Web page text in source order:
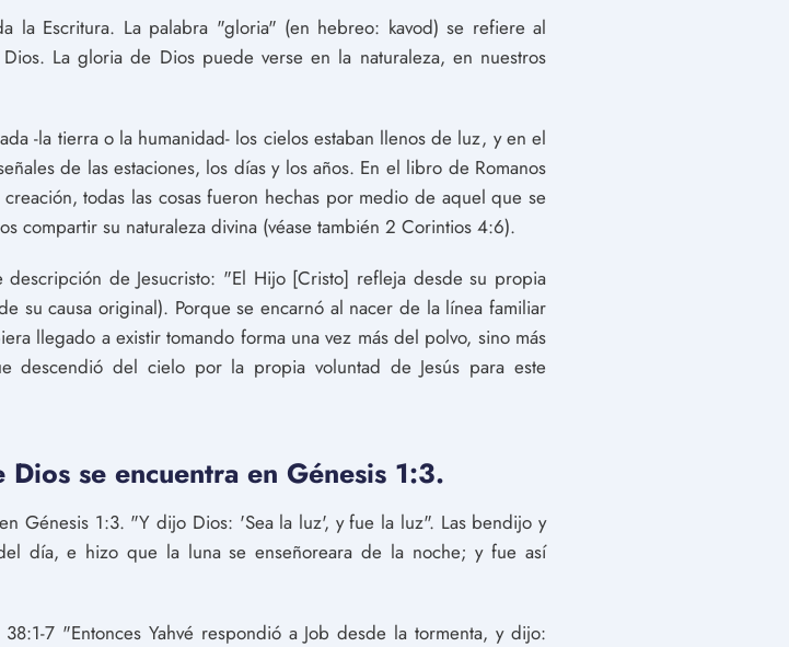
la Escritura. La palabra "gloria" (en hebreo: kavod) se refiere al
La gloria de Dios puede verse en la naturaleza, en nuestros
-la tierra o la humanidad- los cielos estaban llenos de luz, y en el
de las estaciones, los días y los años. En el libro de Romanos
todas las cosas fueron hechas por medio de aquel que se
compartir su naturaleza divina (véase también 2 Corintios 4:6).
de Jesucristo: "El Hijo [Cristo] refleja desde su propia
su causa original). Porque se encarnó al nacer de la línea familiar
llegado a existir tomando forma una vez más del polvo, sino más
descendió del cielo por la propia voluntad de Jesús para este
se encuentra en Génesis 1:3.
Génesis 1:3. "Y dijo Dios: 'Sea la luz', y fue la luz". Las bendijo y
día, e hizo que la luna se enseñoreara de la noche; y fue así
7 "Entonces Yahvé respondió a Job desde la tormenta, y dijo: